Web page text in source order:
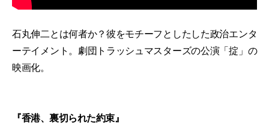
石丸伸二とは何者か？彼をモチーフとしたした政治エンタ
ーテイメント。劇団トラッシュマスターズの公演「掟」の
映画化。
『香港、裏切られた約束』